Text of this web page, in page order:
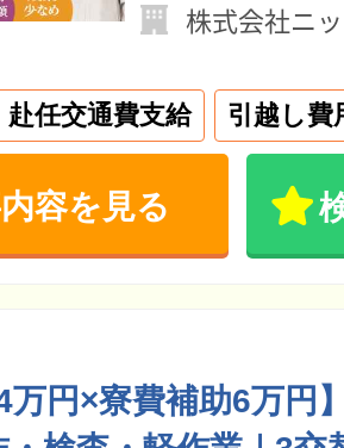
株式会社ニ
赴任交通費支給 引越し費
容を見る
万円×寮費補助6万円